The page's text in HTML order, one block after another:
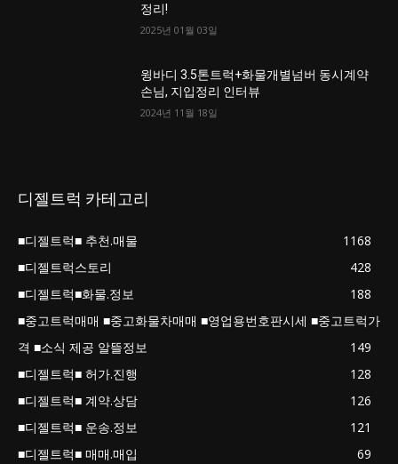
정리!
2025년 01월 03일
윙바디 3.5톤트럭+화물개별넘버 동시계약
손님, 지입정리 인터뷰
2024년 11월 18일
디젤트럭 카테고리
■디젤트럭■ 추천.매물
1168
■디젤트럭스토리
428
■디젤트럭■화물.정보
188
■중고트럭매매 ■중고화물차매매 ■영업용번호판시세 ■중고트럭가
격 ■소식 제공 알뜰정보
149
■디젤트럭■ 허가.진행
128
■디젤트럭■ 계약.상담
126
■디젤트럭■ 운송.정보
121
■디젤트럭■ 매매.매입
69